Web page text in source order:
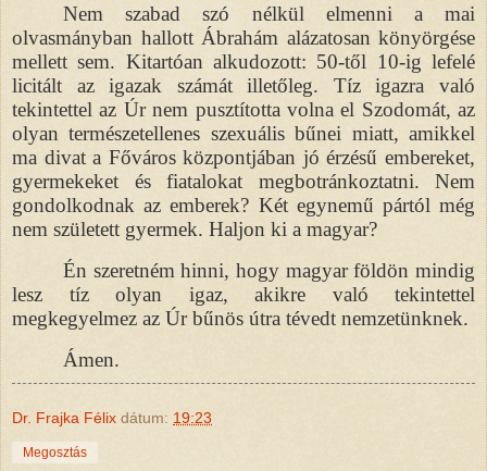
Nem szabad szó nélkül elmenni a mai
olvasmányban hallott Ábrahám alázatosan könyörgése
mellett sem. Kitartóan alkudozott: 50-től 10-ig lefelé
licitált az igazak számát illetőleg. Tíz igazra való
tekintettel az Úr nem pusztította volna el Szodomát, az
olyan természetellenes szexuális bűnei miatt, amikkel
ma divat a Főváros központjában jó érzésű embereket,
gyermekeket és fiatalokat megbotránkoztatni. Nem
gondolkodnak az emberek? Két egynemű pártól még
nem született gyermek. Haljon ki a magyar?
Én szeretném hinni, hogy magyar földön mindig
lesz tíz olyan igaz, akikre való tekintettel
megkegyelmez az Úr bűnös útra tévedt nemzetünknek.
Ámen.
Dr. Frajka Félix dátum: 19:23
Megosztás